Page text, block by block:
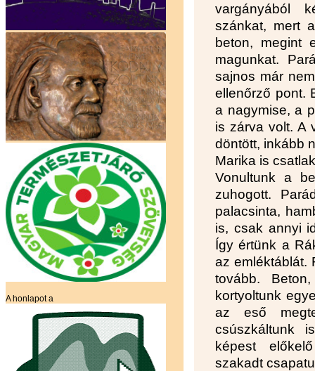
A honlapot a
vargányából
szánkat, mert
beton, megint
magunkat.
sajnos már
ellenőrző pont.
a nagymise, a
is zárva volt. A
döntött, inkább
Marika is
Vonultunk a
zuhogott.
palacsinta,
is, csak annyi
Így értünk a
az emléktáblát.
tovább.
kortyoltunk
az eső
csúszkáltunk
képest
szakadt